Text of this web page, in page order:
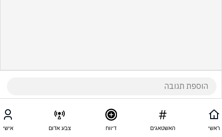
ראשי האשטאגים דיווח צבע אדום אישי